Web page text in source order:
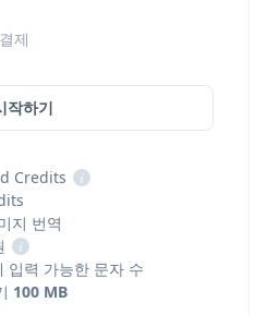
제
작하기
Credits
i
지 번역
i
입력 가능한 문자 수
100 MB